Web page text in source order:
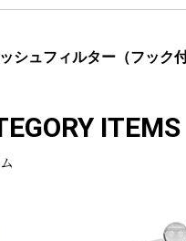
シュフィルター（フック
ITEMS